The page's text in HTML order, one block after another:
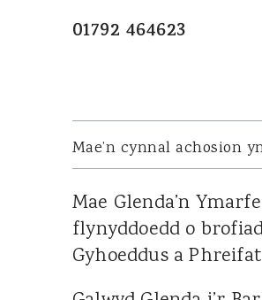
Sara Rudman
Ian Ibrahim
Susan Jenkins
Glenda Owen
Lucy Leader
01792 464623
Mae’n cynnal achosion
Mae Glenda’n
flynyddoedd o
Gyhoeddus a Phreifat